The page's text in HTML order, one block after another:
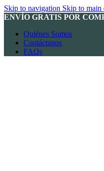
Skip to navigation Skip to main
ENVÍO GRATIS POR
Quiénes Somos
Contáctanos
FAQs